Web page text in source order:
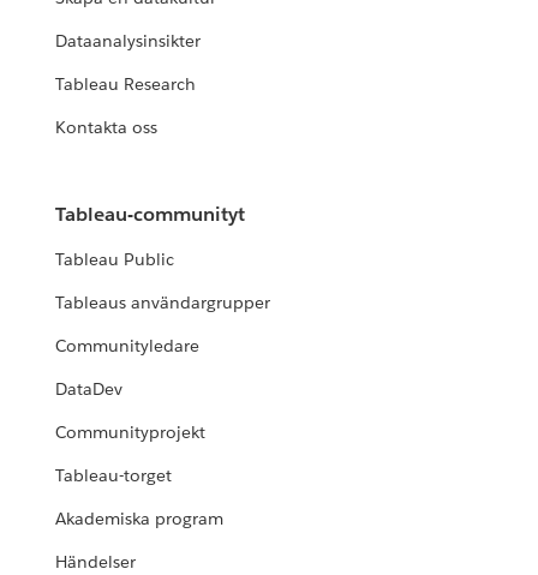
Dataanalysinsikter
Tableau Research
Kontakta oss
Tableau-communityt
Tableau Public
Tableaus användargrupper
Communityledare
DataDev
Communityprojekt
Tableau-torget
Akademiska program
Händelser